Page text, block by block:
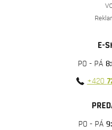
E-
PO - PÁ
+420
PO - PÁ